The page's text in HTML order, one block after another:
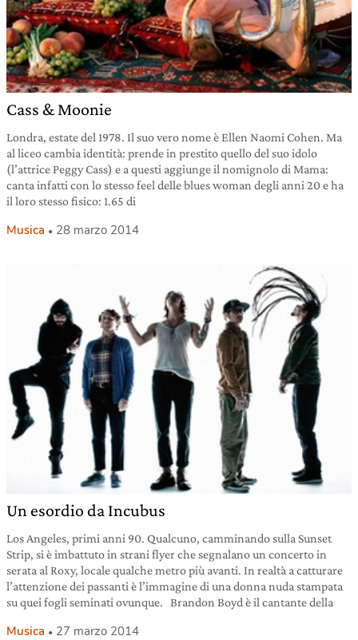
Cass & Moonie
Londra, estate del 1978. Il suo vero nome è Ellen Naomi Cohen. Ma
al liceo cambia identità: prende in prestito quello del suo idolo
(l’attrice Peggy Cass) e a questi aggiunge il nomignolo di Mama:
canta infatti con lo stesso feel delle blues woman degli anni 20 e ha
il loro stesso fisico: 1.65 di
Musica 28 marzo 2014
Un esordio da Incubus
Los Angeles, primi anni 90. Qualcuno, camminando sulla Sunset
Strip, si è imbattuto in strani flyer che segnalano un concerto in
serata al Roxy, locale qualche metro più avanti. In realtà a catturare
l’attenzione dei passanti è l’immagine di una donna nuda stampata
su quei fogli seminati ovunque. Brandon Boyd è il cantante della
Musica 27 marzo 2014